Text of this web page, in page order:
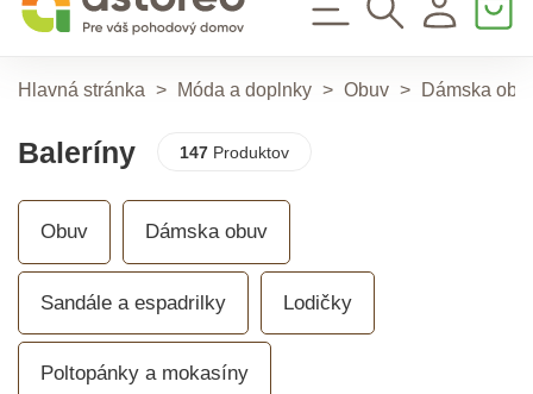
Hlavná stránka > Móda a doplnky > Obuv > Dámska
Baleríny 147Produktov
Obuv Dámska obuv
Sandále a espadrilky Lodičky
Poltopánky a mokasíny